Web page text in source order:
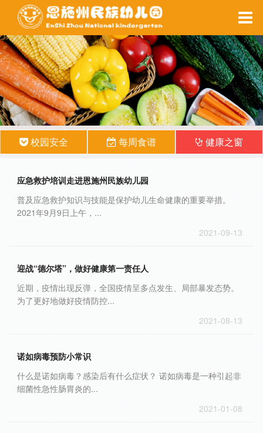
家园互动
备课系统
每周食谱
健康之窗
校园安全 每周食谱 健康之窗
应急救护培训走进恩施州民族幼儿园
普及应急救护知识与技能是保护幼儿生命健康的重要举措。
2021年9月9日上午，...
2021-09-13
迎战“德尔塔”，做好健康第一责任人
近期，疫情出现反弹，全国疫情呈多点发生、局部暴发态势。
为了更好地做好疫情防控...
2021-08-13
诺如病毒预防小常识
什么是诺如病毒？感染后有什么症状？ 诺如病毒是一种引起非
细菌性急性肠胃炎的...
2021-01-08